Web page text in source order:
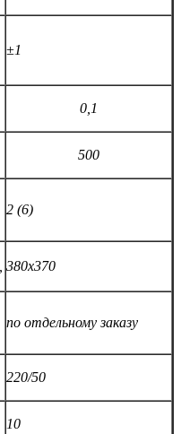
±1
0,1
500
2 (6)
380х370
по отдельному заказу
220/50
10